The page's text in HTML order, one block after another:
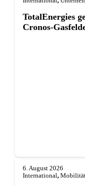
TotalEnergies
Cronos-
6. August 2026
International,